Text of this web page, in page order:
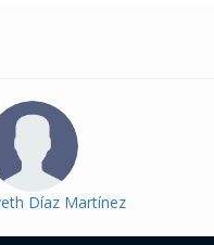
Díaz Martínez